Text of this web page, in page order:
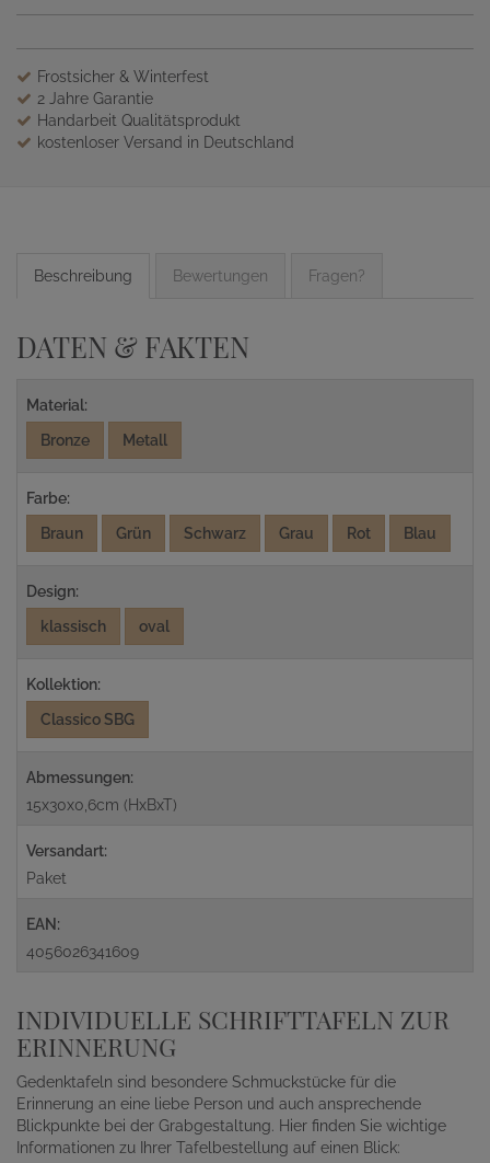
Frostsicher & Winterfest
2 Jahre Garantie
Handarbeit Qualitätsprodukt
kostenloser Versand in Deutschland
Beschreibung Bewertungen Fragen?
DATEN & FAKTEN
Material:
Bronze
Metall
Farbe:
Braun
Grün Schwarz Grau Rot Blau
Design:
klassisch
oval
Kollektion:
Classico SBG
Abmessungen:
15x30x0,6cm (HxBxT)
Versandart:
Paket
EAN:
4056026341609
INDIVIDUELLE SCHRIFTTAFELN ZUR
ERINNERUNG
Gedenktafeln sind besondere Schmuckstücke für die
Erinnerung an eine liebe Person und auch ansprechende
Blickpunkte bei der Grabgestaltung. Hier finden Sie wichtige
Informationen zu Ihrer Tafelbestellung auf einen Blick: